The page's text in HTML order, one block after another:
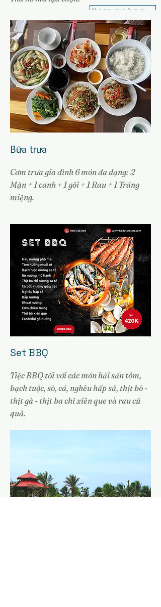
Xem phòng
Bữa trưa
Cơm trưa gia đình 6 món đa dạng: 2
Mặn + 1 canh + 1 gỏi + 1 Rau + 1 Tráng
miệng.
Set BBQ
Tiệc BBQ tối với các món hải sản tôm,
bạch tuộc, sò, cá, nghêu hấp sả, thịt bò -
thịt gà - thịt ba chỉ xiên que và rau củ
quả.